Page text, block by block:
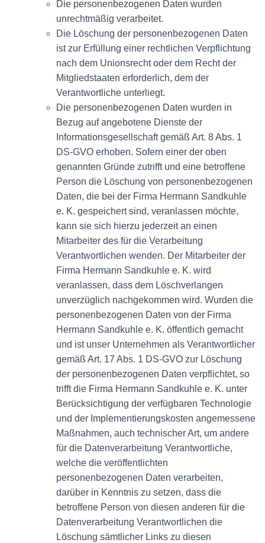
Die personenbezogenen Daten wurden
unrechtmäßig verarbeitet.
Die Löschung der personenbezogenen Daten
ist zur Erfüllung einer rechtlichen Verpflichtung
nach dem Unionsrecht oder dem Recht der
Mitgliedstaaten erforderlich, dem der
Verantwortliche unterliegt.
Die personenbezogenen Daten wurden in
Bezug auf angebotene Dienste der
Informationsgesellschaft gemäß Art. 8 Abs. 1
DS-GVO erhoben. Sofern einer der oben
genannten Gründe zutrifft und eine betroffene
Person die Löschung von personenbezogenen
Daten, die bei der Firma Hermann Sandkuhle
e. K. gespeichert sind, veranlassen möchte,
kann sie sich hierzu jederzeit an einen
Mitarbeiter des für die Verarbeitung
Verantwortlichen wenden. Der Mitarbeiter der
Firma Hermann Sandkuhle e. K. wird
veranlassen, dass dem Löschverlangen
unverzüglich nachgekommen wird. Wurden die
personenbezogenen Daten von der Firma
Hermann Sandkuhle e. K. öffentlich gemacht
und ist unser Unternehmen als Verantwortlicher
gemäß Art. 17 Abs. 1 DS-GVO zur Löschung
der personenbezogenen Daten verpflichtet, so
trifft die Firma Hermann Sandkuhle e. K. unter
Berücksichtigung der verfügbaren Technologie
und der Implementierungskosten angemessene
Maßnahmen, auch technischer Art, um andere
für die Datenverarbeitung Verantwortliche,
welche die veröffentlichten
personenbezogenen Daten verarbeiten,
darüber in Kenntnis zu setzen, dass die
betroffene Person von diesen anderen für die
Datenverarbeitung Verantwortlichen die
Löschung sämtlicher Links zu diesen